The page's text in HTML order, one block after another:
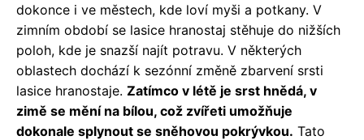
dokonce i ve městech, kde loví myši a potkany. V
zimním období se lasice hranostaj stěhuje do nižších
poloh, kde je snazší najít potravu. V některých
oblastech dochází k sezónní změně zbarvení srsti
lasice hranostaje. Zatímco v létě je srst hnědá, v
zimě se mění na bílou, což zvířeti umožňuje
dokonale splynout se sněhovou pokrývkou. Tato